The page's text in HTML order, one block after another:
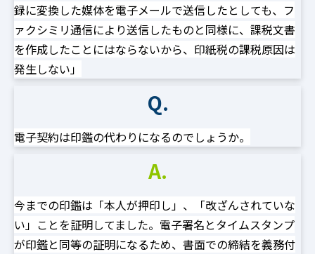
録に変換した媒体を電子メールで送信したとしても、フ
ァクシミリ通信により送信したものと同様に、課税文書
を作成したことにはならないから、印紙税の課税原因は
発生しない」
Q.
電子契約は印鑑の代わりになるのでしょうか。
A.
今までの印鑑は「本人が押印し」、「改ざんされていな
い」ことを証明してました。電子署名とタイムスタンプ
が印鑑と同等の証明になるため、書面での締結を義務付